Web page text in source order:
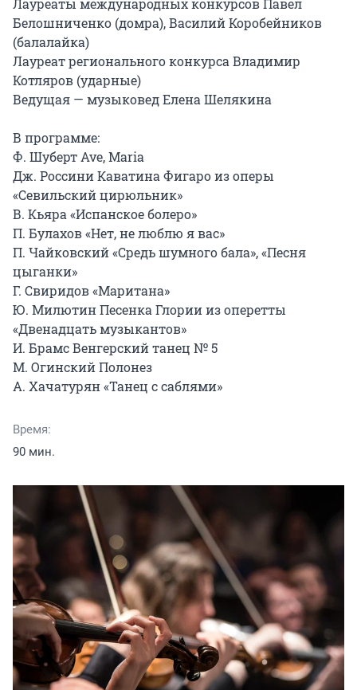
Лауреаты международных конкурсов Павел
Белошниченко (домра), Василий Коробейников
(балалайка)
Лауреат регионального конкурса Владимир
Котляров (ударные)
Ведущая — музыковед Елена Шелякина
В программе:
Ф. Шуберт Ave, Maria
Дж. Россини Каватина Фигаро из оперы
«Севильский цирюльник»
В. Кьяра «Испанское болеро»
П. Булахов «Нет, не люблю я вас»
П. Чайковский «Средь шумного бала», «Песня
цыганки»
Г. Свиридов «Маритана»
Ю. Милютин Песенка Глории из оперетты
«Двенадцать музыкантов»
И. Брамс Венгерский танец № 5
М. Огинский Полонез
А. Хачатурян «Танец с саблями»
Время:
90 мин.